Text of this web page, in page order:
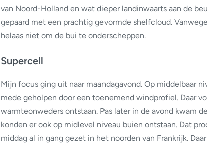
van Noord-Holland en wat dieper landinwaarts aan de
gepaard met een prachtig gevormde shelfcloud.
helaas niet om de bui te onderscheppen.
Supercell
Mijn focus ging uit naar maandagavond. Op middelbaar
mede geholpen door een toenemend windprofiel. Daar
warmteonweders ontstaan. Pas later in de avond kwam
konden er ook op midlevel niveau buien ontstaan. Dat
middag al in gang gezet in het noorden van Frankrijk.